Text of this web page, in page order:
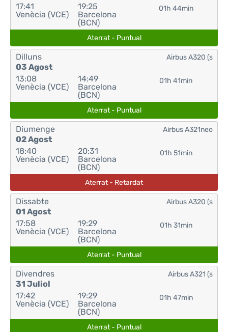
17:41
Venècia (VCE)
19:25
Barcelona
(BCN)
01h 44min
Aterrat - Puntual
Dilluns
03 Agost
13:08
Venècia (VCE)
14:49
Barcelona
(BCN)
01h 41min
Airbus A320 (s
Aterrat - Puntual
Diumenge
02 Agost
18:40
Venècia (VCE)
20:31
Barcelona
(BCN)
01h 51min
Airbus A321neo
Aterrat - Retardat
Dissabte
01 Agost
17:58
Venècia (VCE)
19:29
Barcelona
(BCN)
01h 31min
Airbus A320 (s
Aterrat - Puntual
Divendres
31 Juliol
17:42
Venècia (VCE)
19:29
Barcelona
(BCN)
01h 47min
Airbus A321 (s
Aterrat - Puntual